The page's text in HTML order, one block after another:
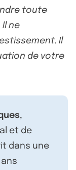
toute
ne
Il
de votre
,
et de
dans une